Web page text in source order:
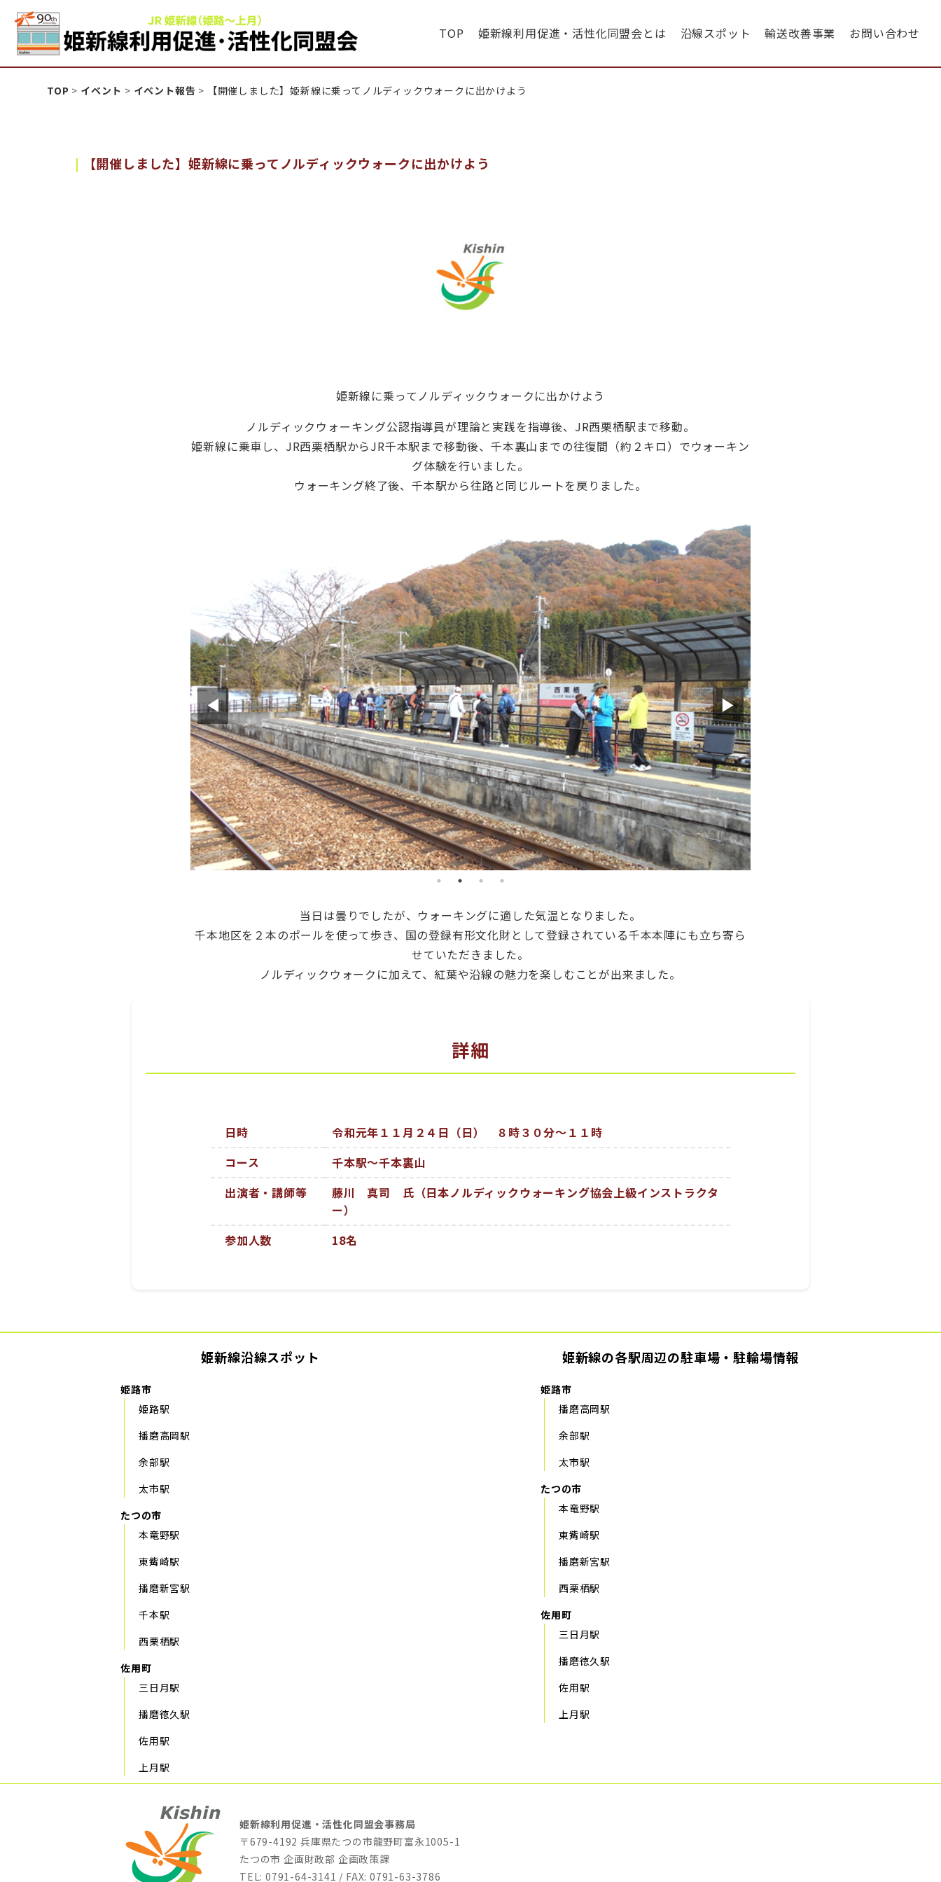
姫新線利用促進活性化・同盟会
TOP 姫新線利用促進・活性化同盟会とは 沿線スポット 輸送改善事業 お問い合わせ
TOP > イベント > イベント報告 > 【開催しました】姫新線に乗ってノルディックウォークに出かけよう
【開催しました】姫新線に乗ってノルディックウォークに出かけよう
姫新線に乗ってノルディックウォークに出かけよう
ノルディックウォーキング公認指導員が理論と実践を指導後、JR西栗栖駅まで移動。
姫新線に乗車し、JR西栗栖駅からJR千本駅まで移動後、千本裏山までの往復間（約２キロ）でウォーキン
グ体験を行いました。
ウォーキング終了後、千本駅から往路と同じルートを戻りました。
◀ ▶
当日は曇りでしたが、ウォーキングに適した気温となりました。
千本地区を２本のポールを使って歩き、国の登録有形文化財として登録されている千本本陣にも立ち寄ら
せていただきました。
ノルディックウォークに加えて、紅葉や沿線の魅力を楽しむことが出来ました。
詳細
日時
令和元年１１月２４日（日） ８時３０分～１１時
コース
千本駅～千本裏山
出演者・講師等
藤川 真司 氏（日本ノルディックウォーキング協会上級インストラクタ
ー）
参加人数
18名
姫新線沿線スポット
姫路市
姫路駅
播磨高岡駅
余部駅
太市駅
たつの市
本竜野駅
東觜崎駅
播磨新宮駅
千本駅
西栗栖駅
佐用町
三日月駅
播磨徳久駅
佐用駅
上月駅
姫新線の各駅周辺の駐車場・駐輪場情報
姫路市
播磨高岡駅
余部駅
太市駅
たつの市
本竜野駅
東觜崎駅
播磨新宮駅
西栗栖駅
佐用町
三日月駅
播磨徳久駅
佐用駅
上月駅
姫新線利用促進・活性化同盟会事務局
〒679-4192 兵庫県たつの市龍野町富永1005-1
たつの市 企画財政部 企画政策課
TEL: 0791-64-3141 / FAX: 0791-63-3786